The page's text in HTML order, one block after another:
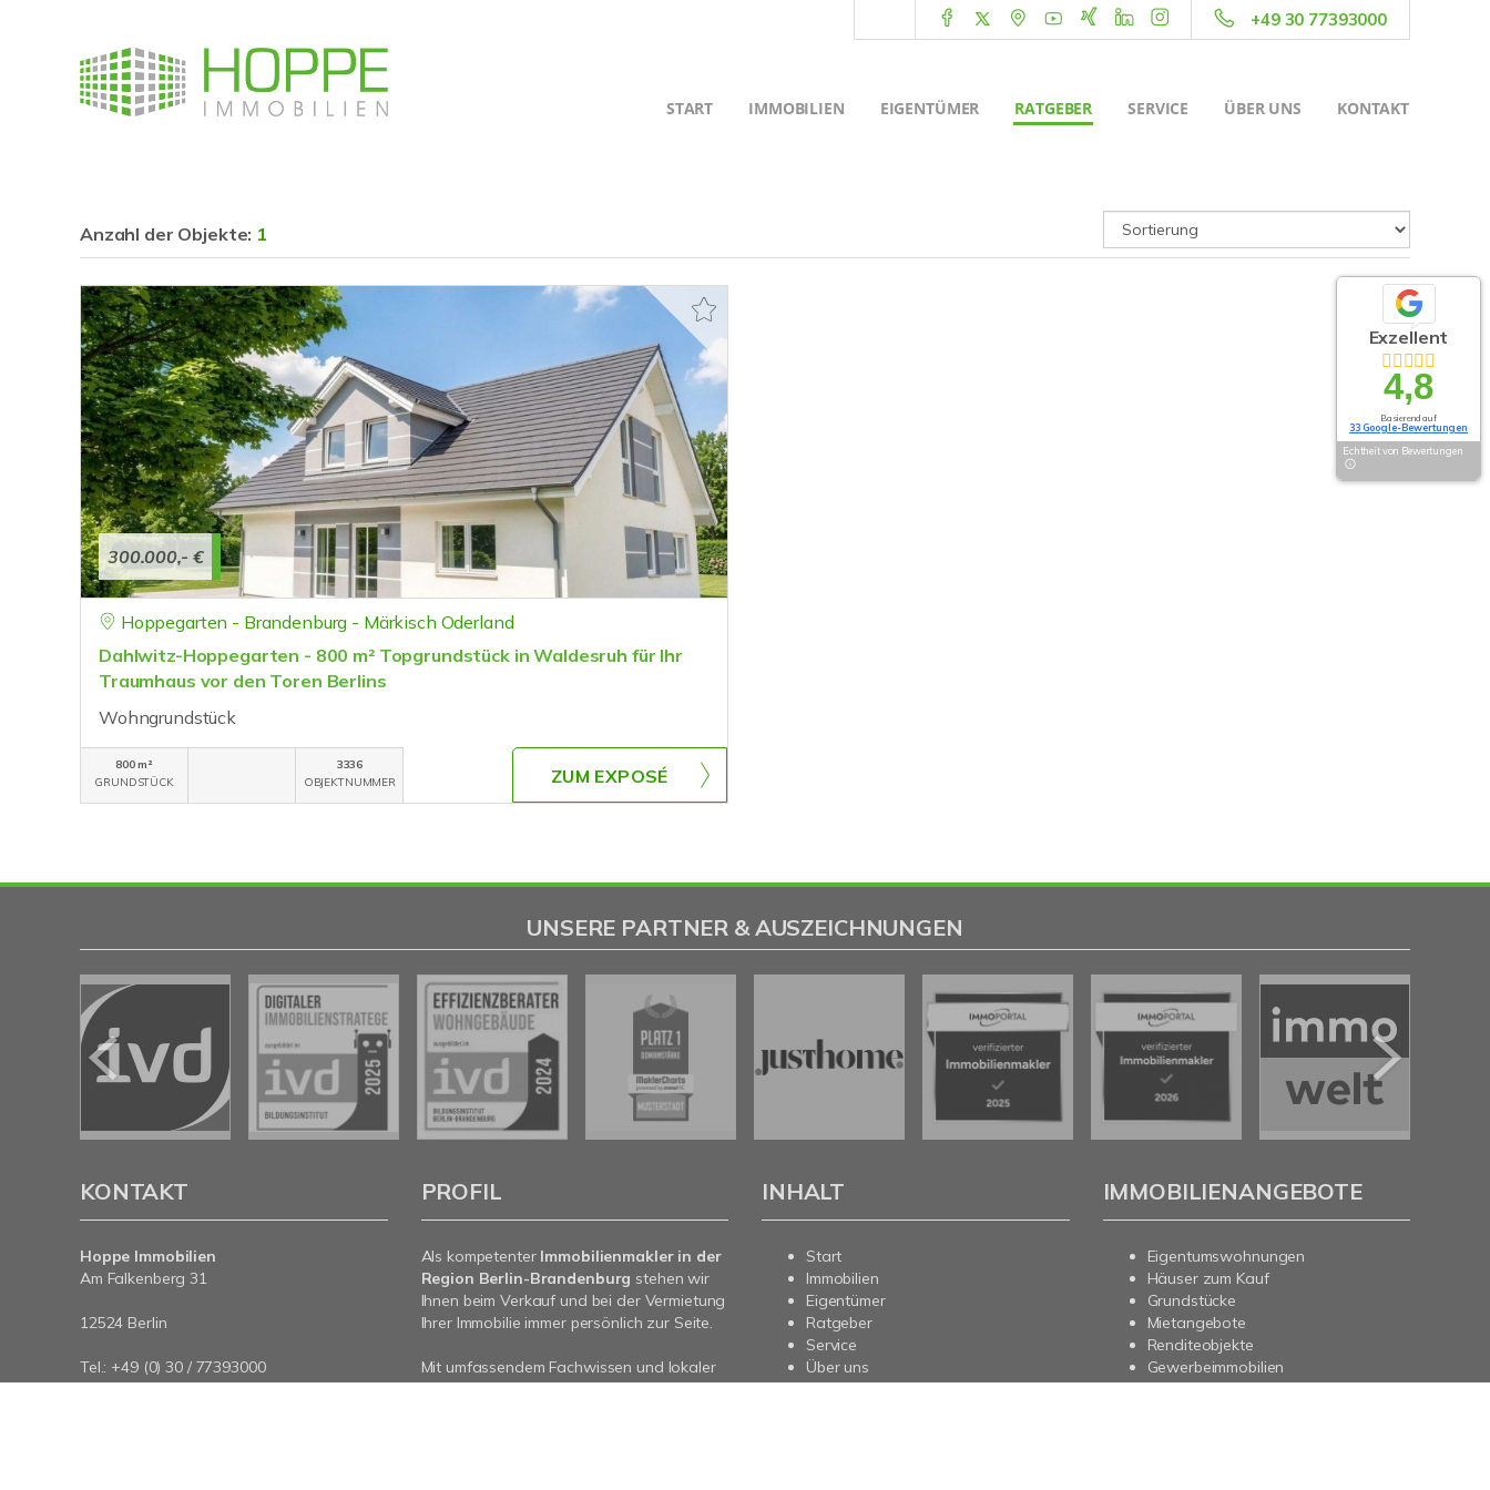
+49 30 77393000
START IMMOBILIEN EIGENTÜMER RATGEBER SERVICE ÜBER UNS KONTAKT
Anzahl der Objekte: 1
300.000,- €
Hoppegarten - Brandenburg - Märkisch Oderland
Dahlwitz-Hoppegarten - 800 m² Topgrundstück in Waldesruh für Ihr
Traumhaus vor den Toren Berlins
Wohngrundstück
800 m²
GRUNDSTÜCK
3336
OBJEKTNUMMER
ZUM EXPOSÉ
Exzellent
4,8
Basierend auf
33 Google-Bewertungen
Echtheit von Bewertungen
UNSERE PARTNER & AUSZEICHNUNGEN
KONTAKT
Hoppe Immobilien
Am Falkenberg 31
12524 Berlin
Tel.: +49 (0) 30 / 77393000
E-Mail:info@hoppe-immobilien.de
PROFIL
Als kompetenter Immobilienmakler in der
Region Berlin-Brandenburg stehen wir
Ihnen beim Verkauf und bei der Vermietung
Ihrer Immobilie immer persönlich zur Seite.
Mit umfassendem Fachwissen und lokaler
Expertise beraten wir Sie in allen Fragen
INHALT
Start
Immobilien
Eigentümer
Ratgeber
Service
Über uns
Kontakt
IMMOBILIENANGEBOTE
Eigentumswohnungen
Häuser zum Kauf
Grundstücke
Mietangebote
Renditeobjekte
Gewerbeimmobilien